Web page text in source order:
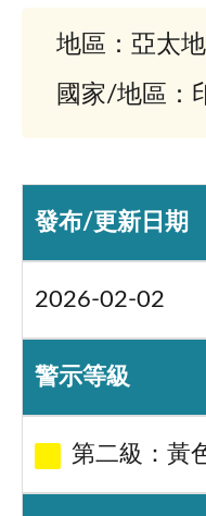
地區：亞太
國家/地區：
發布/更新日期
2026-02-02
警示等級
第二級：黃